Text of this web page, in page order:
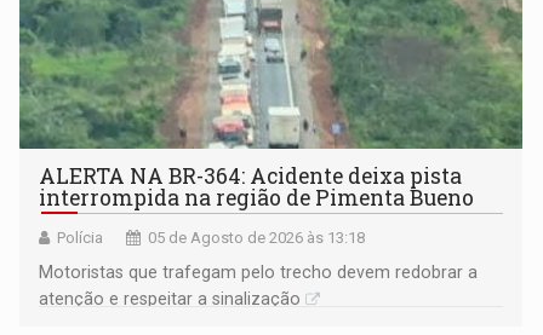
ALERTA NA BR-364: Acidente deixa pista
interrompida na região de Pimenta Bueno
Polícia 05 de Agosto de 2026 às 13:18
​Motoristas que trafegam pelo trecho devem redobrar a
atenção e respeitar a sinalização